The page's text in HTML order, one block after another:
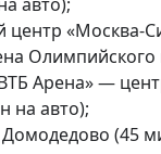
«Москва-
Арена» —
на авто);
(45